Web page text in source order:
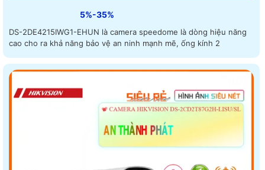
5%-35%
DS-2DE4215IWG1-EHUN là camera speedome là dòng hiệu năng
cao cho ra khả năng bảo vệ an ninh mạnh mẽ, ống kính 2